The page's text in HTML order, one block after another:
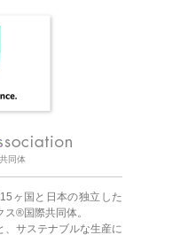
同体
ヶ国と日本の独立した
®国際共同体。
、サステナブルな生産に